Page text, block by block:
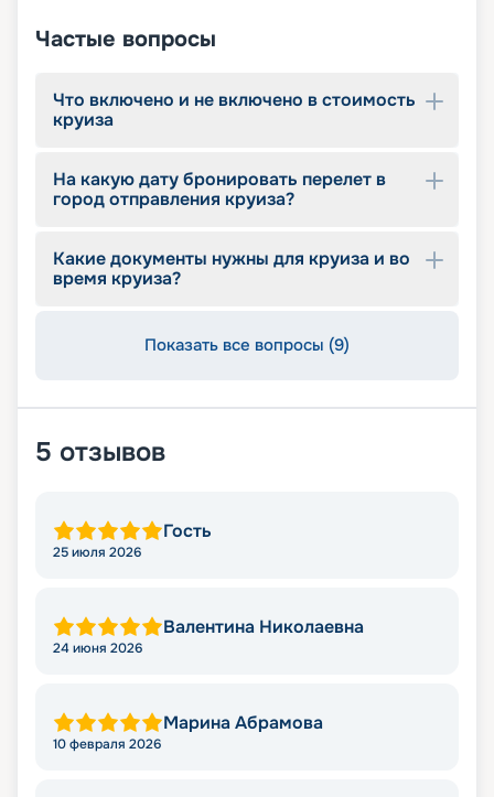
Частые вопросы
Что включено и не включено в стоимость
круиза
На какую дату бронировать перелет в
город отправления круиза?
Какие документы нужны для круиза и во
время круиза?
Показать все вопросы (9)
5 отзывов
Гость
25 июля 2026
Валентина Николаевна
24 июня 2026
Марина Абрамова
10 февраля 2026